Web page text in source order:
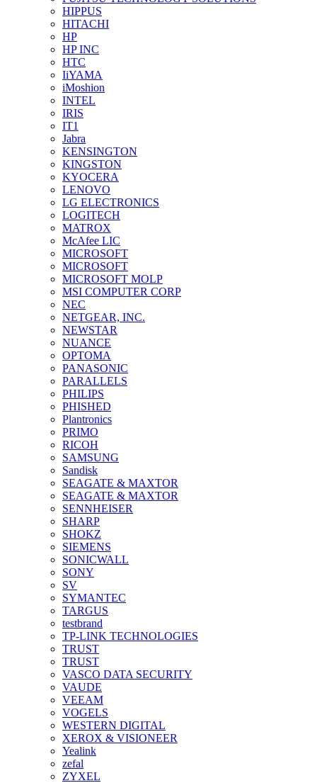
HIPPUS
HITACHI
HP
HP INC
HTC
IiYAMA
iMoshion
INTEL
IRIS
IT1
Jabra
KENSINGTON
KINGSTON
KYOCERA
LENOVO
LG ELECTRONICS
LOGITECH
MATROX
McAfee LIC
MICROSOFT
MICROSOFT
MICROSOFT MOLP
MSI COMPUTER CORP
NEC
NETGEAR, INC.
NEWSTAR
NUANCE
OPTOMA
PANASONIC
PARALLELS
PHILIPS
PHISHED
Plantronics
PRIMO
RICOH
SAMSUNG
Sandisk
SEAGATE & MAXTOR
SEAGATE & MAXTOR
SENNHEISER
SHARP
SHOKZ
SIEMENS
SONICWALL
SONY
SV
SYMANTEC
TARGUS
testbrand
TP-LINK TECHNOLOGIES
TRUST
TRUST
VASCO DATA SECURITY
VAUDE
VEEAM
VOGELS
WESTERN DIGITAL
XEROX & VISIONEER
Yealink
zefal
ZYXEL